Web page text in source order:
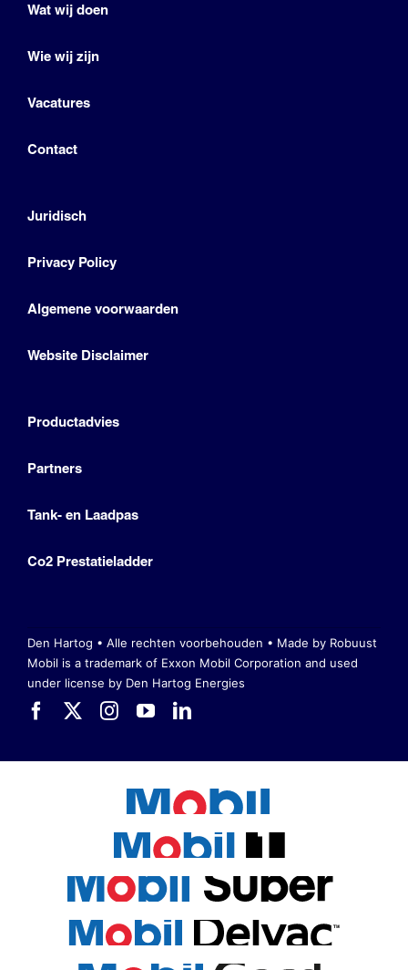
Wat wij doen
Wie wij zijn
Vacatures
Contact
Juridisch
Privacy Policy
Algemene voorwaarden
Website Disclaimer
Productadvies
Partners
Tank- en Laadpas
Co2 Prestatieladder
Den Hartog • Alle rechten voorbehouden • Made by Robuust
Mobil is a trademark of Exxon Mobil Corporation and used
under license by Den Hartog Energies